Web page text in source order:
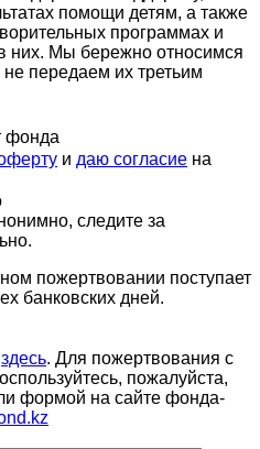
помощи детям, а также
программах и
них. Мы бережно относимся
передаем их третьим
фонда
и даю согласие на
следите за
пожертвовании поступает
банковских дней.
здесь. Для пожертвования с
пожалуйста,
формой на сайте фонда-